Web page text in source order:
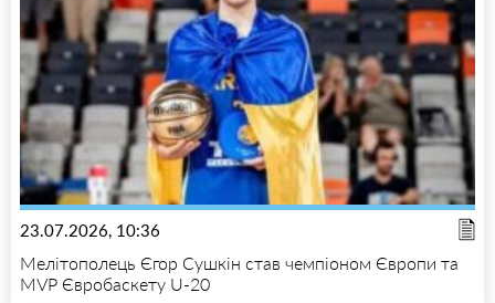
23.07.2026, 10:36
Мелітополець Єгор Сушкін став чемпіоном Європи та
MVP Євробаскету U-20